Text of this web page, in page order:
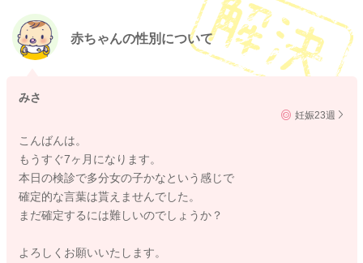
赤ちゃんの性別について
みさ
妊娠23週
こんばんは。
もうすぐ7ヶ月になります。
本日の検診で多分女の子かなという感じで
確定的な言葉は貰えませんでした。
まだ確定するには難しいのでしょうか？
よろしくお願いいたします。